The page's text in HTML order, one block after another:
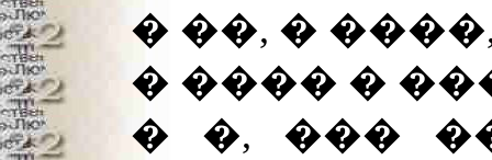
� ��, �
� ���� �
� �, ���